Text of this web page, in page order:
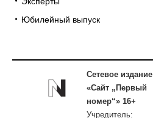
Юбилейный выпуск
Сетевое издание
«Сайт „Первый
номер“» 16+
Учредитель: